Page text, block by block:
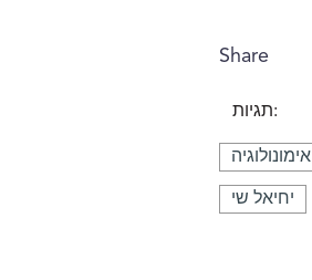
Share
תגיות:
אימונולוגיה
יחיאל שי